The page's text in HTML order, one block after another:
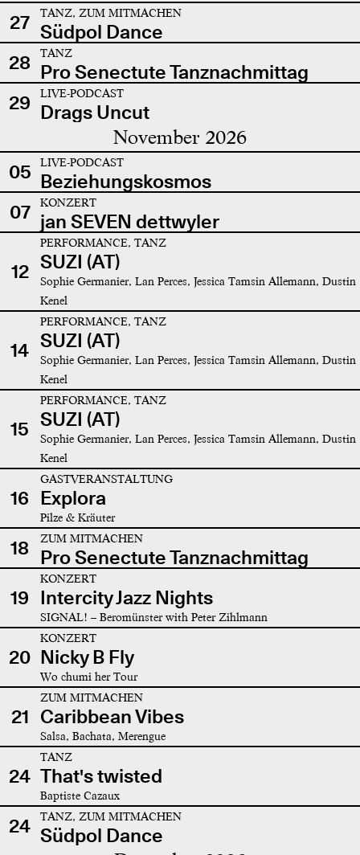
27 TANZ, ZUM MITMACHEN
Südpol Dance
28
TANZ
Pro Senectute Tanznachmittag
29
LIVE-PODCAST
Drags Uncut
November 2026
05 LIVE-PODCAST
Beziehungskosmos
07
KONZERT
jan SEVEN dettwyler
12
PERFORMANCE, TANZ
SUZI (AT)
Sophie Germanier, Lan Perces, Jessica Tamsin Allemann, Dustin
Kenel
14
PERFORMANCE, TANZ
SUZI (AT)
Sophie Germanier, Lan Perces, Jessica Tamsin Allemann, Dustin
Kenel
15
PERFORMANCE, TANZ
SUZI (AT)
Sophie Germanier, Lan Perces, Jessica Tamsin Allemann, Dustin
Kenel
16
GASTVERANSTALTUNG
Explora
Pilze & Kräuter
18 ZUM MITMACHEN
Pro Senectute Tanznachmittag
19
KONZERT
Intercity Jazz Nights
SIGNAL! – Beromünster with Peter Zihlmann
20
KONZERT
Nicky B Fly
Wo chumi her Tour
21
ZUM MITMACHEN
Caribbean Vibes
Salsa, Bachata, Merengue
24
TANZ
That's twisted
Baptiste Cazaux
24 TANZ, ZUM MITMACHEN
Südpol Dance